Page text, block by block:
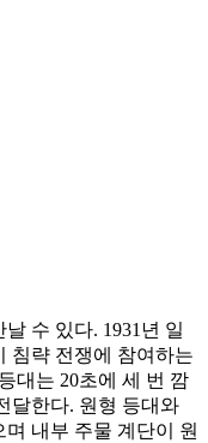
수 있다. 1931년 일
침략 전쟁에 참여하는
대는 20초에 세 번 깜
달한다. 원형 등대와
내부 주물 계단이 원